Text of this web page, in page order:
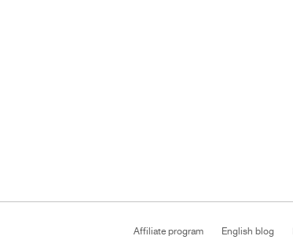
Affiliate program English blog